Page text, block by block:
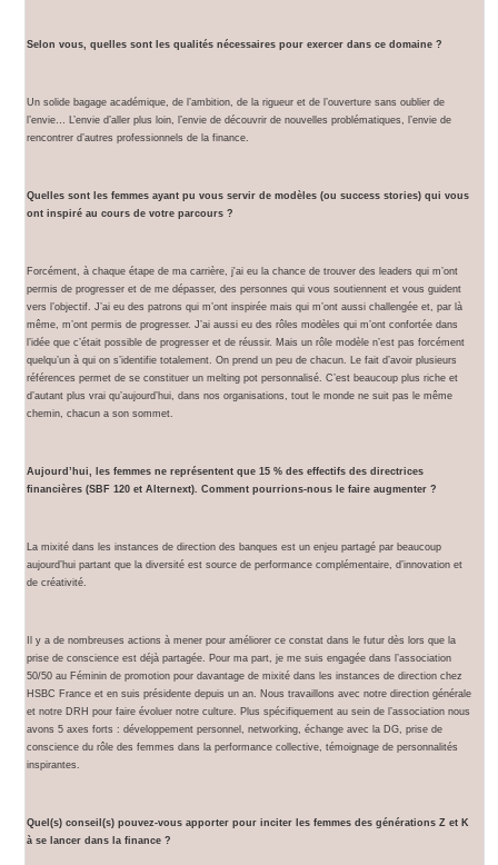
Selon vous, quelles sont les qualités nécessaires pour exercer dans ce domaine ?
Un solide bagage académique, de l’ambition, de la rigueur et de l’ouverture sans oublier de
l’envie… L’envie d’aller plus loin, l’envie de découvrir de nouvelles problématiques, l’envie de
rencontrer d’autres professionnels de la finance.
Quelles sont les femmes ayant pu vous servir de modèles (ou success stories) qui vous
ont inspiré au cours de votre parcours ?
Forcément, à chaque étape de ma carrière, j'ai eu la chance de trouver des leaders qui m’ont
permis de progresser et de me dépasser, des personnes qui vous soutiennent et vous guident
vers l’objectif. J’ai eu des patrons qui m’ont inspirée mais qui m’ont aussi challengée et, par là
même, m’ont permis de progresser. J’ai aussi eu des rôles modèles qui m’ont confortée dans
l’idée que c’était possible de progresser et de réussir. Mais un rôle modèle n’est pas forcément
quelqu’un à qui on s’identifie totalement. On prend un peu de chacun. Le fait d’avoir plusieurs
références permet de se constituer un melting pot personnalisé. C’est beaucoup plus riche et
d’autant plus vrai qu’aujourd’hui, dans nos organisations, tout le monde ne suit pas le même
chemin, chacun a son sommet.
Aujourd’hui, les femmes ne représentent que 15 % des effectifs des directrices
financières (SBF 120 et Alternext). Comment pourrions-nous le faire augmenter ?
La mixité dans les instances de direction des banques est un enjeu partagé par beaucoup
aujourd’hui partant que la diversité est source de performance complémentaire, d’innovation et
de créativité.
Il y a de nombreuses actions à mener pour améliorer ce constat dans le futur dès lors que la
prise de conscience est déjà partagée. Pour ma part, je me suis engagée dans l’association
50/50 au Féminin de promotion pour davantage de mixité dans les instances de direction chez
HSBC France et en suis présidente depuis un an. Nous travaillons avec notre direction générale
et notre DRH pour faire évoluer notre culture. Plus spécifiquement au sein de l’association nous
avons 5 axes forts : développement personnel, networking, échange avec la DG, prise de
conscience du rôle des femmes dans la performance collective, témoignage de personnalités
inspirantes.
Quel(s) conseil(s) pouvez-vous apporter pour inciter les femmes des générations Z et K
à se lancer dans la finance ?